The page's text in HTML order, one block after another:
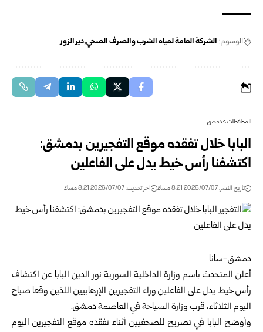
الوسوم: الشركة العامة لمياه الشرب والصرف الصحي دير الزور
المحافظات>دمشق
البابا خلال تفقده موقع التفجيرين بدمشق:
اكتشفنا رأس خيط يدل على ‏الفاعلين‏
تاريخ النشر: 2026/07/07 8:21 مساءً اخر تحديث: 2026/07/07 8:21 مساءً
‏دمشق-سانا‏‏ ‏
أعلن المتحدث باسم وزارة الداخلية السورية نور الدين البابا عن اكتشاف
‏رأس خيط يدل على الفاعلين وراء التفجيرين الإرهابيين اللذين وقعا صباح
‏اليوم الثلاثاء، قرب وزارة السياحة في العاصمةدمشق.
وأوضح البابا في تصريح للصحفيين أثناء تفقده موقع التفجيرين اليوم